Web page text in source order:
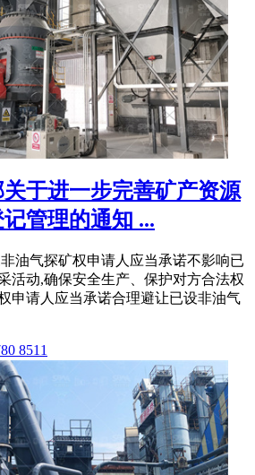
于进一步完善矿产资源
管理的通知 ...
油气探矿权申请人应当承诺不影响已
活动,确保安全生产、保护对方合法权
申请人应当承诺合理避让已设非油气
8511